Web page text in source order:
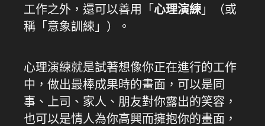
工作之外，還可以善用「 心理演練 」（或
稱「意象訓練」）。
心理演練就是試著想像你正在進行的工作
中，做出最棒成果時的畫面，可以是同
事、上司、家人、朋友對你露出的笑容，
也可以是情人為你高興而擁抱你的畫面，